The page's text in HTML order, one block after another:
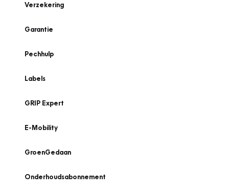
Verzekering
Garantie
Pechhulp
Labels
GRIP Expert
E-Mobility
GroenGedaan
Onderhoudsabonnement